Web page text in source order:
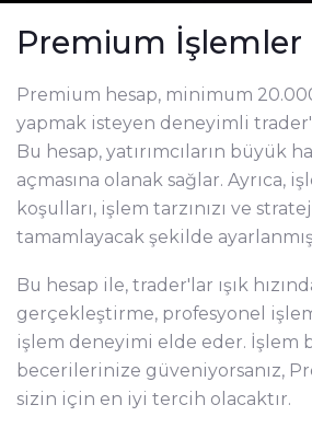
Premium İşlemler
Premium hesap, minimum
yapmak isteyen deneyimli
Bu hesap, yatırımcıların büyük
açmasına olanak sağlar. Ayrıca,
koşulları, işlem tarzınızı ve
tamamlayacak şekilde
Bu hesap ile, trader'lar ışık
gerçekleştirme, profesyonel
işlem deneyimi elde eder. İşlem
becerilerinize güveniyorsanız,
sizin için en iyi tercih olacaktır.